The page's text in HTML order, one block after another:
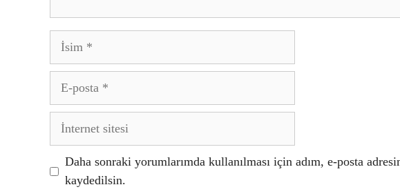
İsim
posta
İnternet
Daha sonraki yorumlarımda kullanılması için adım, e-posta
kaydedilsin.